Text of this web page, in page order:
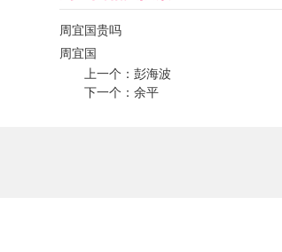
周宜国贵吗
周宜国
上一个：彭海波
下一个：余平